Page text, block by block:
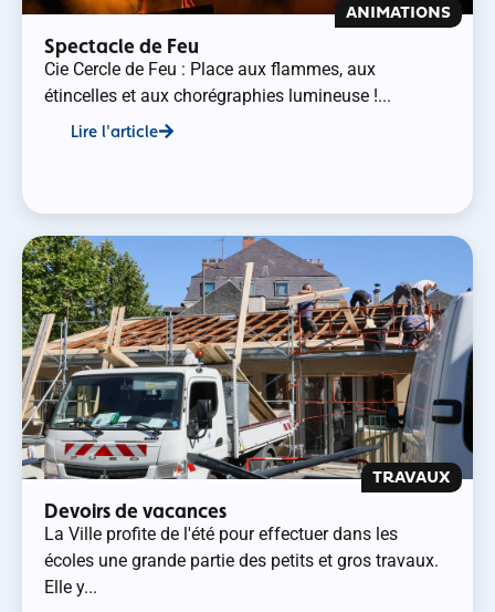
ANIMATIONS
Spectacle de Feu
Cie Cercle de Feu : Place aux flammes, aux
étincelles et aux chorégraphies lumineuse !...
Lire l'article
TRAVAUX
Devoirs de vacances
La Ville profite de l'été pour effectuer dans les
écoles une grande partie des petits et gros travaux.
Elle y...